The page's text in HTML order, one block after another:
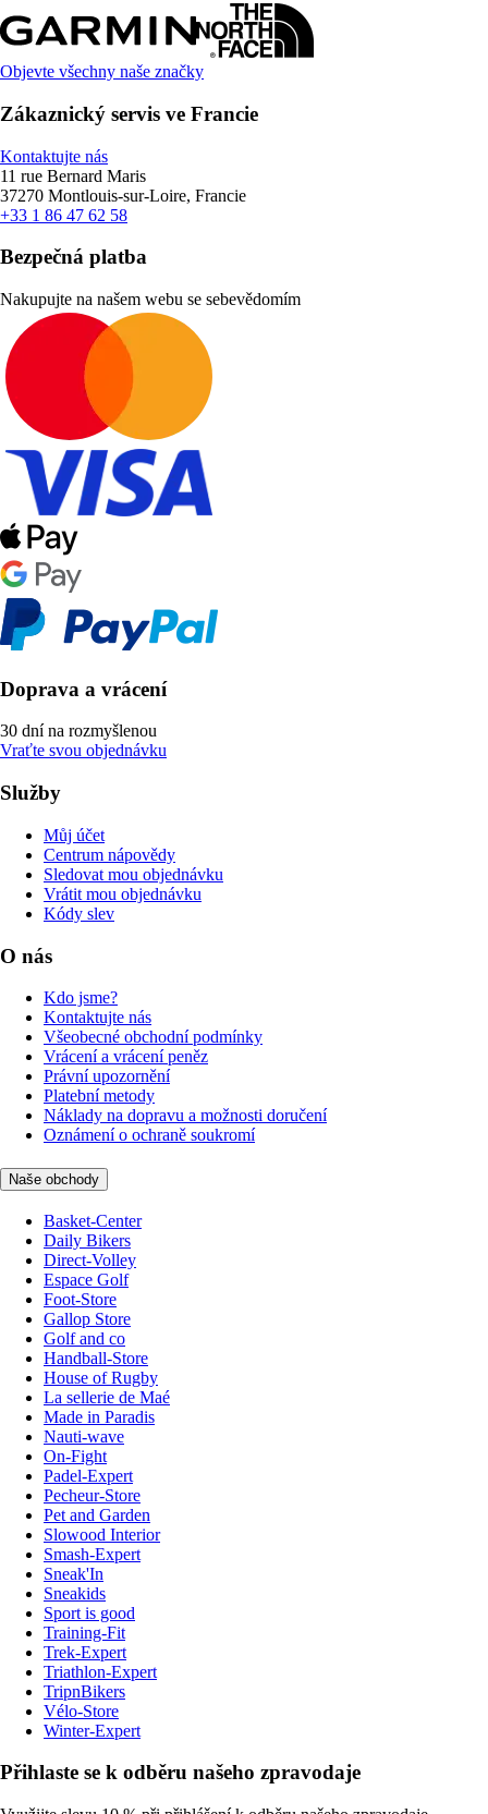
Objevte všechny naše značky
Zákaznický servis ve Francie
Kontaktujte nás
11 rue Bernard Maris
37270 Montlouis-sur-Loire, Francie
+33 1 86 47 62 58
Bezpečná platba
Nakupujte na našem webu se sebevědomím
Doprava a vrácení
30 dní na rozmyšlenou
Vraťte svou objednávku
Služby
Můj účet
Centrum nápovědy
Sledovat mou objednávku
Vrátit mou objednávku
Kódy slev
O nás
Kdo jsme?
Kontaktujte nás
Všeobecné obchodní podmínky
Vrácení a vrácení peněz
Právní upozornění
Platební metody
Náklady na dopravu a možnosti doručení
Oznámení o ochraně soukromí
Naše obchody
Basket-Center
Daily Bikers
Direct-Volley
Espace Golf
Foot-Store
Gallop Store
Golf and co
Handball-Store
House of Rugby
La sellerie de Maé
Made in Paradis
Nauti-wave
On-Fight
Padel-Expert
Pecheur-Store
Pet and Garden
Slowood Interior
Smash-Expert
Sneak'In
Sneakids
Sport is good
Training-Fit
Trek-Expert
Triathlon-Expert
TripnBikers
Vélo-Store
Winter-Expert
Přihlaste se k odběru našeho zpravodaje